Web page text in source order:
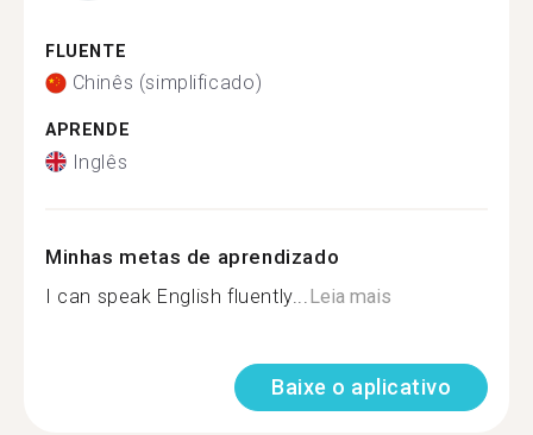
FLUENTE
Chinês (simplificado)
APRENDE
Inglês
Minhas metas de aprendizado
I can speak English fluently... Leia mais
Baixe o aplicativo